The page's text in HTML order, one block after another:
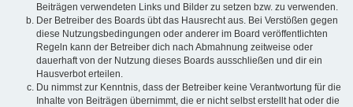
Beiträgen verwendeten Links und Bilder zu setzen bzw. zu verwenden.
Der Betreiber des Boards übt das Hausrecht aus. Bei Verstößen gegen
diese Nutzungsbedingungen oder anderer im Board veröffentlichten
Regeln kann der Betreiber dich nach Abmahnung zeitweise oder
dauerhaft von der Nutzung dieses Boards ausschließen und dir ein
Hausverbot erteilen.
Du nimmst zur Kenntnis, dass der Betreiber keine Verantwortung für die
Inhalte von Beiträgen übernimmt, die er nicht selbst erstellt hat oder die